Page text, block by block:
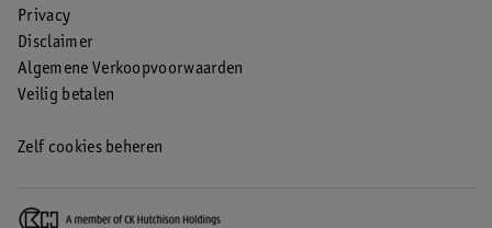
Privacy
Disclaimer
Algemene Verkoopvoorwaarden
Veilig betalen
Zelf cookies beheren